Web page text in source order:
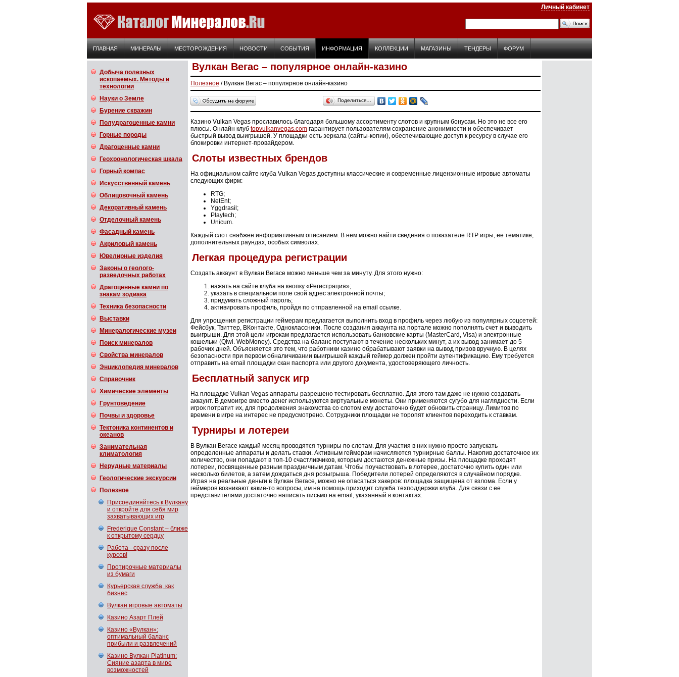
Личный кабинет
ГЛАВНАЯ МИНЕРАЛЫ МЕСТОРОЖДЕНИЯ НОВОСТИ СОБЫТИЯ ИНФОРМАЦИЯ КОЛЛЕКЦИИ МАГАЗИНЫ ТЕНДЕРЫ ФОРУМ
Добыча полезных
ископаемых. Методы и
технологии
Науки о Земле
Бурение скважин
Полудрагоценные камни
Горные породы
Драгоценные камни
Геохронологическая шкала
Горный компас
Искусственный камень
Облицовочный камень
Декоративный камень
Отделочный камень
Фасадный камень
Акриловый камень
Ювелирные изделия
Законы о геолого-
разведочных работах
Драгоценные камни по
знакам зодиака
Техника безопасности
Выставки
Минералогические музеи
Поиск минералов
Свойства минералов
Энциклопедия минералов
Справочник
Химические элементы
Грунтоведение
Почвы и здоровье
Тектоника континентов и
океанов
Занимательная
климатология
Нерудные материалы
Геологические экскурсии
Полезное
Присоединяйтесь к Вулкану
и откройте для себя мир
захватывающих игр
Frederique Constant – ближе
к открытому сердцу
Работа - сразу после
курсов!
Протирочные материалы
из бумаги
Курьерская служба, как
бизнес
Вулкан игровые автоматы
Казино Азарт Плей
Казино «Вулкан»:
оптимальный баланс
прибыли и развлечений
Казино Вулкан Platinum:
Сияние азарта в мире
возможностей
Вулкан Вегас – популярное онлайн-казино
Полезное / Вулкан Вегас – популярное онлайн-казино
Поделиться…
Казино Vulkan Vegas прославилось благодаря большому ассортименту слотов и крупным бонусам. Но это не все его
плюсы. Онлайн клуб topvulkanvegas.com гарантирует пользователям сохранение анонимности и обеспечивает
быстрый вывод выигрышей. У площадки есть зеркала (сайты-копии), обеспечивающие доступ к ресурсу в случае его
блокировки интернет-провайдером.
Слоты известных брендов
На официальном сайте клуба Vulkan Vegas доступны классические и современные лицензионные игровые автоматы
следующих фирм:
RTG;
NetEnt;
Yggdrasil;
Playtech;
Unicum.
Каждый слот снабжен информативным описанием. В нем можно найти сведения о показателе RTP игры, ее тематике,
дополнительных раундах, особых символах.
Легкая процедура регистрации
Создать аккаунт в Вулкан Вегасе можно меньше чем за минуту. Для этого нужно:
нажать на сайте клуба на кнопку «Регистрация»;
указать в специальном поле свой адрес электронной почты;
придумать сложный пароль;
активировать профиль, пройдя по отправленной на email ссылке.
Для упрощения регистрации геймерам предлагается выполнить вход в профиль через любую из популярных соцсетей:
Фейсбук, Твиттер, ВКонтакте, Одноклассники. После создания аккаунта на портале можно пополнять счет и выводить
выигрыши. Для этой цели игрокам предлагается использовать банковские карты (MasterCard, Visa) и электронные
кошельки (Qiwi. WebMoney). Средства на баланс поступают в течение нескольких минут, а их вывод занимает до 5
рабочих дней. Объясняется это тем, что работники казино обрабатывают заявки на вывод призов вручную. В целях
безопасности при первом обналичивании выигрышей каждый геймер должен пройти аутентификацию. Ему требуется
отправить на email площадки скан паспорта или другого документа, удостоверяющего личность.
Бесплатный запуск игр
На площадке Vulkan Vegas аппараты разрешено тестировать бесплатно. Для этого там даже не нужно создавать
аккаунт. В демоигре вместо денег используются виртуальные монеты. Они применяются сугубо для наглядности. Если
игрок потратит их, для продолжения знакомства со слотом ему достаточно будет обновить страницу. Лимитов по
времени в игре на интерес не предусмотрено. Сотрудники площадки не торопят клиентов переходить к ставкам.
Турниры и лотереи
В Вулкан Вегасе каждый месяц проводятся турниры по слотам. Для участия в них нужно просто запускать
определенные аппараты и делать ставки. Активным геймерам начисляются турнирные баллы. Накопив достаточное их
количество, они попадают в топ-10 счастливчиков, которым достаются денежные призы. На площадке проходят
лотереи, посвященные разным праздничным датам. Чтобы поучаствовать в лотерее, достаточно купить один или
несколько билетов, а затем дождаться дня розыгрыша. Победители лотерей определяются в случайном порядке.
Играя на реальные деньги в Вулкан Вегасе, можно не опасаться хакеров: площадка защищена от взлома. Если у
геймеров возникают какие-то вопросы, им на помощь приходит служба техподдержки клуба. Для связи с ее
представителями достаточно написать письмо на email, указанный в контактах.